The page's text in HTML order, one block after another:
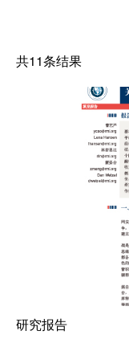
共11条结果
研究报告